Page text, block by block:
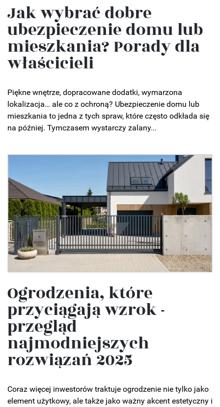
Jak wybrać dobre
ubezpieczenie domu lub
mieszkania? Porady dla
właścicieli
Piękne wnętrze, dopracowane dodatki, wymarzona
lokalizacja… ale co z ochroną? Ubezpieczenie domu lub
mieszkania to jedna z tych spraw, które często odkłada się
na później. Tymczasem wystarczy zalany...
Ogrodzenia, które
przyciągają wzrok -
przegląd
najmodniejszych
rozwiązań 2025
Coraz więcej inwestorów traktuje ogrodzenie nie tylko jako
element użytkowy, ale także jako ważny akcent estetyczny i